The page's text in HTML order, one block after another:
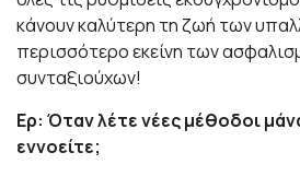
κάνουν καλύτερη τη ζωή των
περισσότερο εκείνη των
συνταξιούχων!
Ερ: Όταν λέτε νέες μέθοδοι
εννοείτε;